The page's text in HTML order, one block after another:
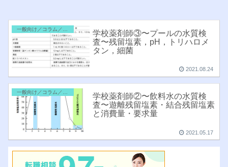
学校薬剤師③〜プールの水質検
査〜残留塩素，pH，トリハロメ
タン，細菌
2021.08.24
一般向け／コラム／雑記
学校薬剤師②〜飲料水の水質検
査〜遊離残留塩素・結合残留塩素
と消費量・要求量
2021.05.17